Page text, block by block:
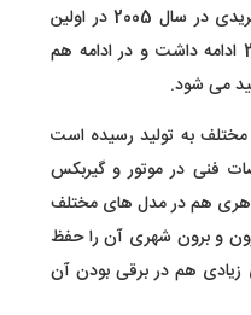
شد. در ابتدا مدل تویوتا راوفور هیبریدی در سال 2005 در اولین
نسل خود تولید شد و تا سال 2024 ادامه داشت و در ادامه هم
می شود.
مختلف به تولید رسیده است
فنی در موتور و گیربکس
هم در مدل های مختلف
و برون شهری آن را حفظ
هم در برقی بودن آن